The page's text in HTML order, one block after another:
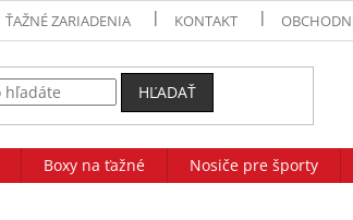
ŤAŽNÉ ZARIADENIA KONTAKT
HĽADAŤ
Boxy na ťažné Nosiče pre športy